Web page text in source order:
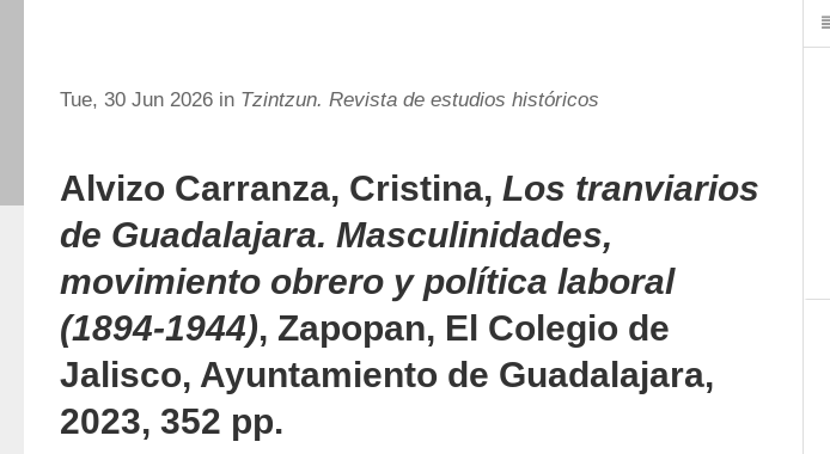
Tue, 30 Jun 2026 in Tzintzun. Revista de estudios históricos
Alvizo Carranza, Cristina, Los tranviarios
de Guadalajara. Masculinidades,
movimiento obrero y política laboral
(1894-1944), Zapopan, El Colegio de
Jalisco, Ayuntamiento de Guadalajara,
2023, 352 pp.